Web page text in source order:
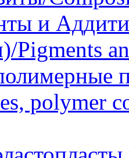
и
Pigments
polymer